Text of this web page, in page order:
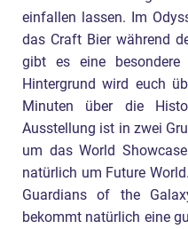
einfallen lassen. Im
das Craft Bier während
gibt es eine
Hintergrund wird euch
Minuten über die
Ausstellung ist in zwei
um das World
natürlich um Future
Guardians of the
bekommt natürlich eine